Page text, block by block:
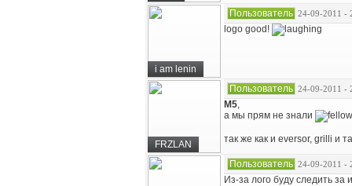
i am lenin
Пользователь 24-09-2011 -
logo good!
FRZLAN
Пользователь 24-09-2011 -
M5,
а мы прям не знали
так же как и eversor, grilli и
Пользователь 24-09-2011 -
Из-за лого буду следить за